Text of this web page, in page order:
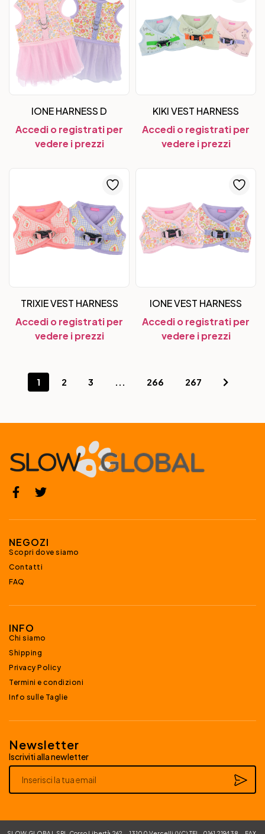
IONE HARNESS D
Accedi o registrati per
vedere i prezzi
KIKI VEST HARNESS
Accedi o registrati per
vedere i prezzi
TRIXIE VEST HARNESS
Accedi o registrati per
vedere i prezzi
IONE VEST HARNESS
Accedi o registrati per
vedere i prezzi
1 2 3 ... 266 267
NEGOZI
Scopri dove siamo
Contatti
FAQ
INFO
Chi siamo
Shipping
Privacy Policy
Termini e condizioni
Info sulle Taglie
Newsletter
Iscriviti alla newletter